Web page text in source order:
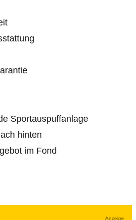
Sportauspuffanlage
hinten
im Fond
Anzeige